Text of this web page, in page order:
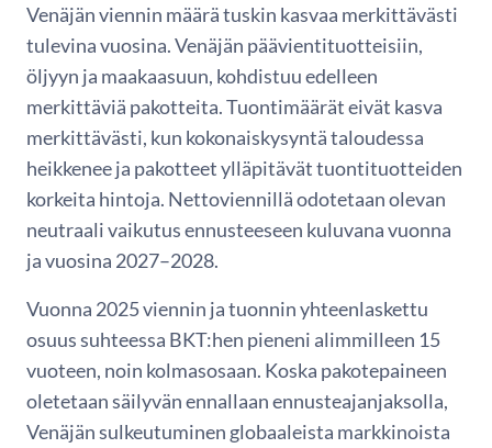
Venäjän viennin määrä tuskin kasvaa merkittävästi
tulevina vuosina. Venäjän päävientituotteisiin,
öljyyn ja maakaasuun, kohdistuu edelleen
merkittäviä pakotteita. Tuontimäärät eivät kasva
merkittävästi, kun kokonaiskysyntä taloudessa
heikkenee ja pakotteet ylläpitävät tuontituotteiden
korkeita hintoja. Nettoviennillä odotetaan olevan
neutraali vaikutus ennusteeseen kuluvana vuonna
ja vuosina 2027–2028.
Vuonna 2025 viennin ja tuonnin yhteenlaskettu
osuus suhteessa BKT:hen pieneni alimmilleen 15
vuoteen, noin kolmasosaan. Koska pakotepaineen
oletetaan säilyvän ennallaan ennusteajanjaksolla,
Venäjän sulkeutuminen globaaleista markkinoista